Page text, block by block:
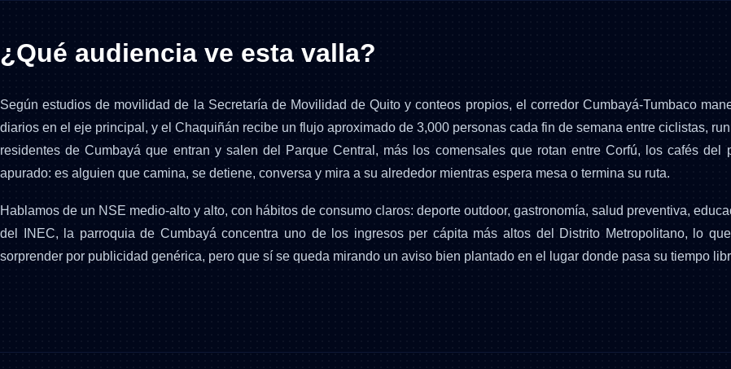
¿Qué audiencia ve esta valla?
Según estudios de movilidad de la Secretaría de Movilidad de Quito y conteos propios, el corredor Cumbayá-Tumbaco
diarios en el eje principal, y el Chaquiñán recibe un flujo aproximado de 3,000 personas cada fin de semana entre ciclistas,
residentes de Cumbayá que entran y salen del Parque Central, más los comensales que rotan entre Corfú, los cafés
apurado: es alguien que camina, se detiene, conversa y mira a su alrededor mientras espera mesa o termina su ruta.
Hablamos de un NSE medio-alto y alto, con hábitos de consumo claros: deporte outdoor, gastronomía, salud preventiva,
del INEC, la parroquia de Cumbayá concentra uno de los ingresos per cápita más altos del Distrito Metropolitano, lo
sorprender por publicidad genérica, pero que sí se queda mirando un aviso bien plantado en el lugar donde pasa su tiempo